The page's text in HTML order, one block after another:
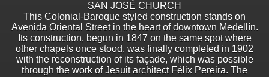
SAN JOSÉ CHURCH
This Colonial-Baroque styled construction stands on
Avenida Oriental Street in the heart of downtown Medellín.
Its construction, begun in 1847 on the same spot where
other chapels once stood, was finally completed in 1902
with the reconstruction of its façade, which was possible
through the work of Jesuit architect Félix Pereira. The